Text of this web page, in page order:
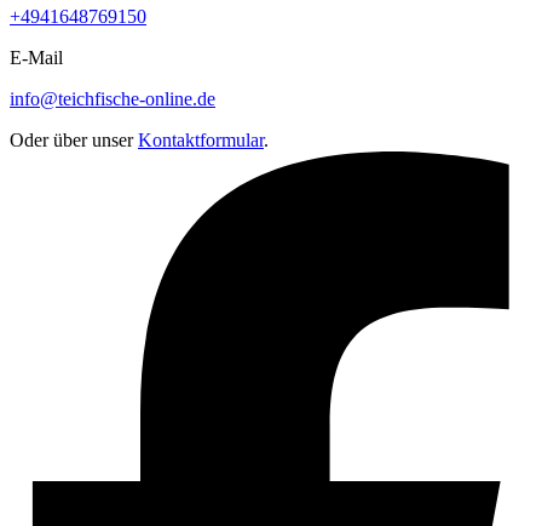
+4941648769150
E-Mail
info@teichfische-online.de
Oder über unserKontaktformular.